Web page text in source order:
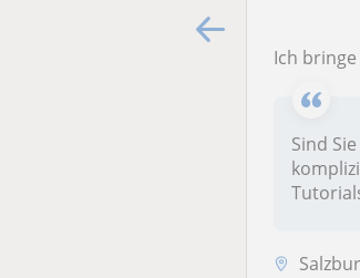
Ich bringe Ihnen
Sind